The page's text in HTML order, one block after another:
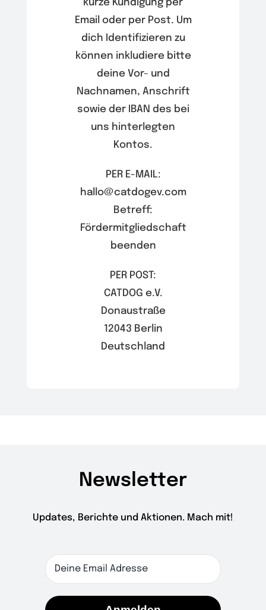
kurze Kündigung per
Email oder per Post. Um
dich Identifizieren zu
können inkludiere bitte
deine Vor- und
Nachnamen, Anschrift
sowie der IBAN des bei
uns hinterlegten
Kontos.
PER E-MAIL:
hallo@catdogev.com
Betreff:
Fördermitgliedschaft
beenden
PER POST:
CATDOG e.V.
Donaustraße
12043 Berlin
Deutschland
Newsletter
Updates, Berichte und Aktionen. Mach mit!